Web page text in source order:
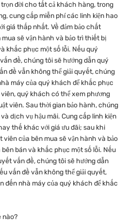
đời cho tất cả khách hàng, trong
cung cấp miễn phí các linh kiện hao
giá thấp nhất. Về đảm bảo chất
sẽ vận hành và bảo trì thiết bị
khắc phục một số lỗi. Nếu quý
đề, chúng tôi sẽ hướng dẫn quý
đề vẫn không thể giải quyết, chúng
máy của quý khách để khắc phục
quý khách có thể xem phương
viên. Sau thời gian bảo hành, chúng
dịch vụ hậu mãi. Cung cấp linh kiện
thế khác với giá ưu đãi; sau khi
viên của bên mua sẽ vận hành và bảo
bán và khắc phục một số lỗi. Nếu
vấn đề, chúng tôi sẽ hướng dẫn
vấn đề vẫn không thể giải quyết,
đến nhà máy của quý khách để khắc
nào?